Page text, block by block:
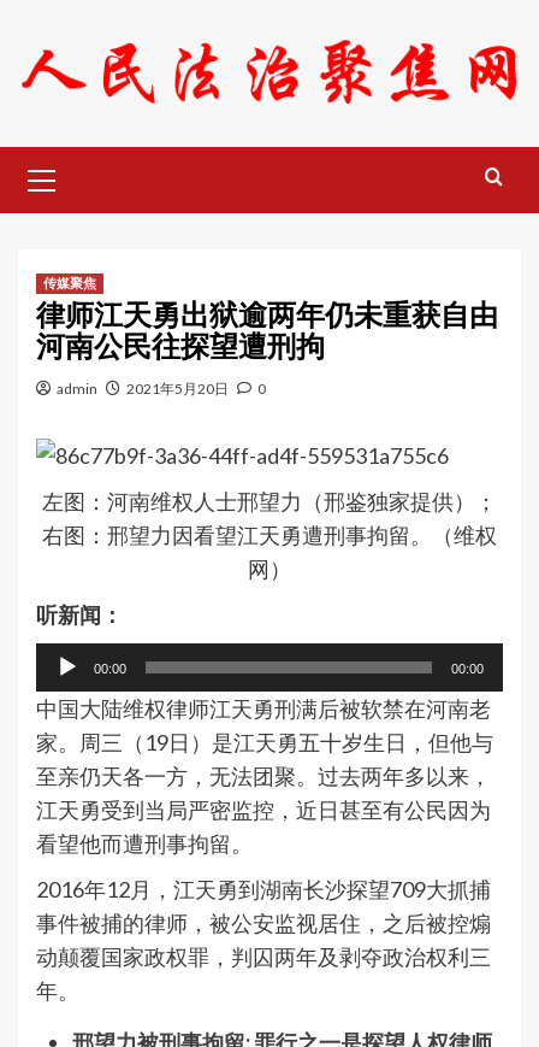
content
Menu
传媒聚焦
律师江天勇出狱逾两年仍未重获自由
河南公民往探望遭刑拘
admin 2021年5月20日 0
左图：河南维权人士邢望力（邢鉴独家提供）；
右图：邢望力因看望江天勇遭刑事拘留。（维权
网）
听新闻：
频
播
放
器
00:00 00:00
中国大陆维权律师江天勇刑满后被软禁在河南老
家。周三（19日）是江天勇五十岁生日，但他与
至亲仍天各一方，无法团聚。过去两年多以来，
江天勇受到当局严密监控，近日甚至有公民因为
看望他而遭刑事拘留。
2016年12月，江天勇到湖南长沙探望709大抓捕
事件被捕的律师，被公安监视居住，之后被控煽
动颠覆国家政权罪，判囚两年及剥夺政治权利三
年。